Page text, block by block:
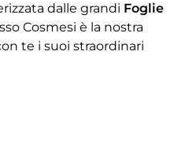
dalle grandi Foglie
Cosmesi è la nostra
te i suoi straordinari